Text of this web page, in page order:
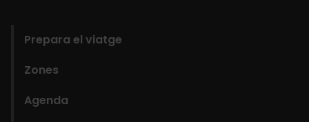
Prepara el viatge
Zones
Agenda